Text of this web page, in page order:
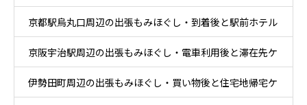
とホテル休息ケア
京都駅烏丸口周辺の出張もみほぐし・到着後と駅前ホテル
ケア
京阪宇治駅周辺の出張もみほぐし・電車利用後と滞在先ケ
ア
伊勢田町周辺の出張もみほぐし・買い物後と住宅地帰宅ケ